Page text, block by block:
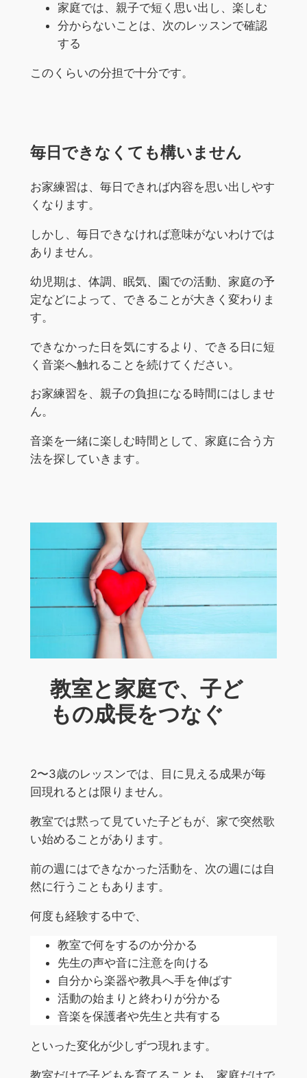
家庭では、親子で短く思い出し、楽しむ
分からないことは、次のレッスンで確認
する
このくらいの分担で十分です。
毎日できなくても構いません
お家練習は、毎日できれば内容を思い出しやす
くなります。
しかし、毎日できなければ意味がないわけでは
ありません。
幼児期は、体調、眠気、園での活動、家庭の予
定などによって、できることが大きく変わりま
す。
できなかった日を気にするより、できる日に短
く音楽へ触れることを続けてください。
お家練習を、親子の負担になる時間にはしませ
ん。
音楽を一緒に楽しむ時間として、家庭に合う方
法を探していきます。
教室と家庭で、子ど
もの成長をつなぐ
2〜3歳のレッスンでは、目に見える成果が毎
回現れるとは限りません。
教室では黙って見ていた子どもが、家で突然歌
い始めることがあります。
前の週にはできなかった活動を、次の週には自
然に行うこともあります。
何度も経験する中で、
教室で何をするのか分かる
先生の声や音に注意を向ける
自分から楽器や教具へ手を伸ばす
活動の始まりと終わりが分かる
音楽を保護者や先生と共有する
といった変化が少しずつ現れます。
教室だけで子どもを育てることも、家庭だけで